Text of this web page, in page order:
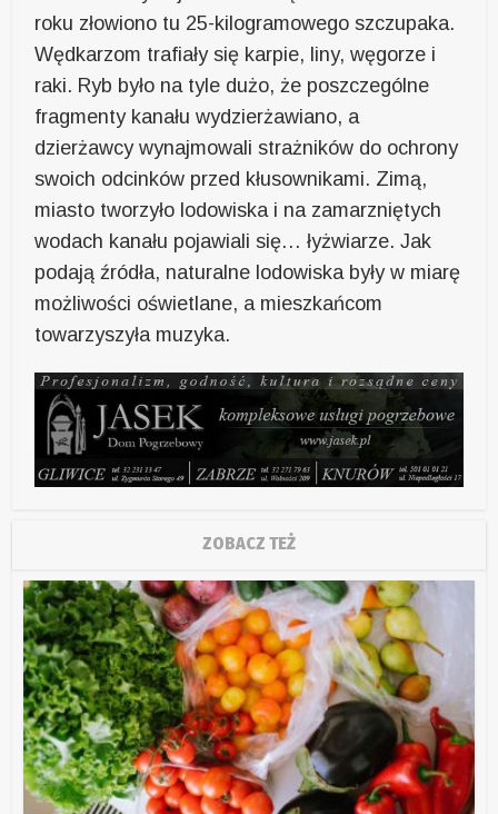
roku złowiono tu 25-kilogramowego szczupaka.
Wędkarzom trafiały się karpie, liny, węgorze i
raki. Ryb było na tyle dużo, że poszczególne
fragmenty kanału wydzierżawiano, a
dzierżawcy wynajmowali strażników do ochrony
swoich odcinków przed kłusownikami. Zimą,
miasto tworzyło lodowiska i na zamarzniętych
wodach kanału pojawiali się… łyżwiarze. Jak
podają źródła, naturalne lodowiska były w miarę
możliwości oświetlane, a mieszkańcom
towarzyszyła muzyka.
ZOBACZ TEŻ